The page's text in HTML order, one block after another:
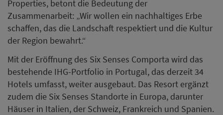
Properties, betont die Bedeutung der
Zusammenarbeit: „Wir wollen ein nachhaltiges Erbe
schaffen, das die Landschaft respektiert und die Kultur
der Region bewahrt.“
Mit der Eröffnung des Six Senses Comporta wird das
bestehende IHG-Portfolio in Portugal, das derzeit 34
Hotels umfasst, weiter ausgebaut. Das Resort ergänzt
zudem die Six Senses Standorte in Europa, darunter
Häuser in Italien, der Schweiz, Frankreich und Spanien.